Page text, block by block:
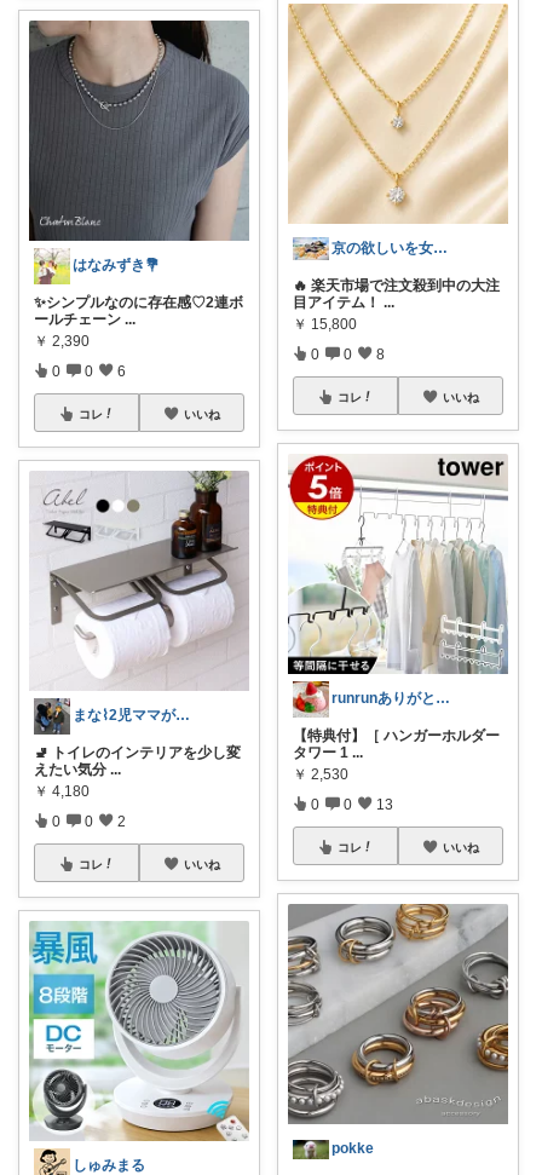
はなみずき💐
✨シンプルなのに存在感♡2連ボ
ールチェーン ...
￥ 2,390
0 0 6
コレ いいね
まな⌇2児ママが目指すゆとりある暮らし
🚽 トイレのインテリアを少し変
えたい気分 ...
￥ 4,180
0 0 2
コレ いいね
しゅみまる
京の欲しいを女性に向けて
🔥 楽天市場で注文殺到中の大注
目アイテム！ ...
￥ 15,800
0 0 8
コレ いいね
runrunありがとう( ◠‿◠ )
【特典付】［ ハンガーホルダー
タワー 1 ...
￥ 2,530
0 0 13
コレ いいね
pokke